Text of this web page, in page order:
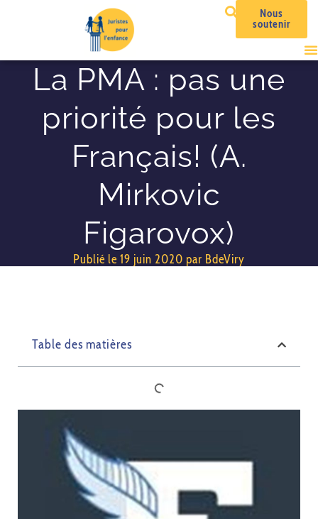
Nous
soutenir
La PMA : pas une
priorité pour les
Français! (A.
Mirkovic
Figarovox)
Publié le 19 juin 2020 par BdeViry
Table des matières